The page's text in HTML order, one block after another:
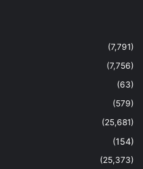
(7,791)
(7,756)
(63)
(579)
(25,681)
(154)
(25,373)